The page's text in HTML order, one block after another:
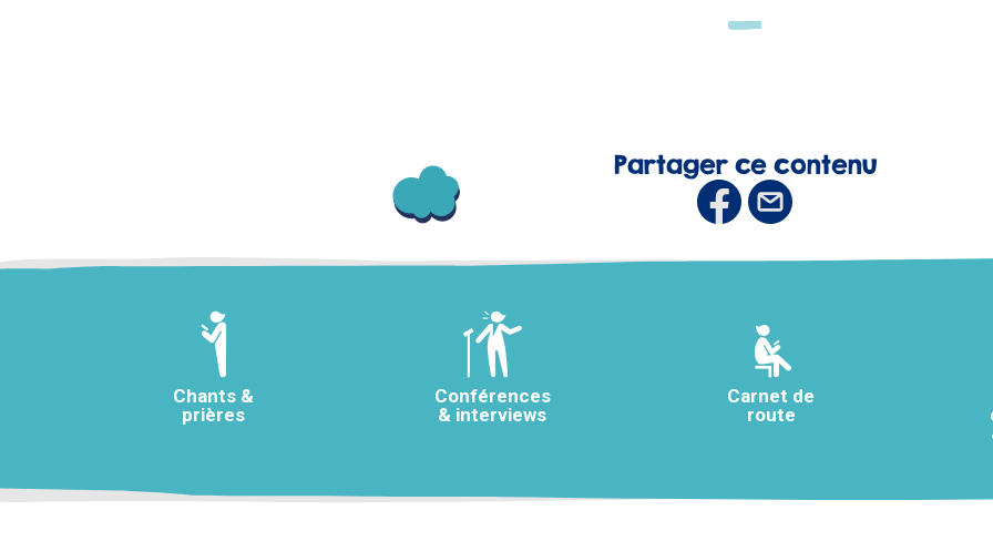
Partager ce contenu
Chants &
prières
Conférences
& interviews
Carnet de
route